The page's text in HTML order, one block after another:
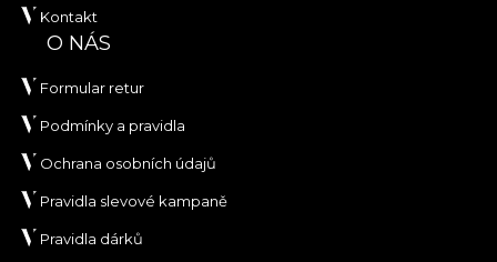
Kontakt
O NÁS
Formular retur
Podmínky a pravidla
Ochrana osobních údajů
Pravidla slevové kampaně
Pravidla dárků